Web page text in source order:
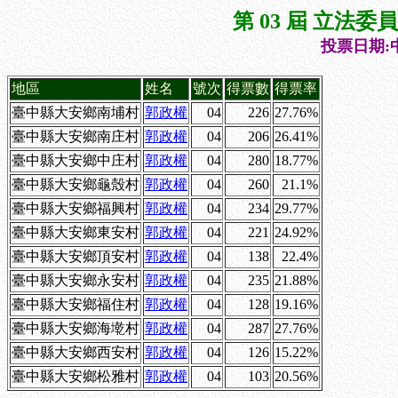
第 03 屆 立法委
投票日期:
地區 姓名 號次 得票數 得票率
臺中縣大安鄉南埔村 郭政權 04 226 27.76%
臺中縣大安鄉南庄村 郭政權 04 206 26.41%
臺中縣大安鄉中庄村 郭政權 04 280 18.77%
臺中縣大安鄉龜殼村 郭政權 04 260
21.1%
臺中縣大安鄉福興村 郭政權 04 234 29.77%
臺中縣大安鄉東安村 郭政權 04 221 24.92%
臺中縣大安鄉頂安村 郭政權 04 138
22.4%
臺中縣大安鄉永安村 郭政權 04 235 21.88%
臺中縣大安鄉福住村 郭政權 04 128 19.16%
臺中縣大安鄉海墘村 郭政權 04 287 27.76%
臺中縣大安鄉西安村 郭政權 04 126 15.22%
臺中縣大安鄉松雅村 郭政權 04 103 20.56%